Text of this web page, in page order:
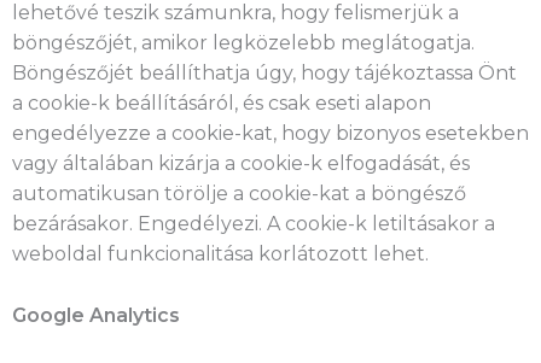
lehetővé teszik számunkra, hogy felismerjük a
böngészőjét, amikor legközelebb meglátogatja.
Böngészőjét beállíthatja úgy, hogy tájékoztassa Önt
a cookie-k beállításáról, és csak eseti alapon
engedélyezze a cookie-kat, hogy bizonyos esetekben
vagy általában kizárja a cookie-k elfogadását, és
automatikusan törölje a cookie-kat a böngésző
bezárásakor. Engedélyezi. A cookie-k letiltásakor a
weboldal funkcionalitása korlátozott lehet.
Google Analytics